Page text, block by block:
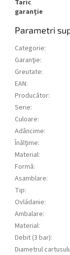
Taric
garanție
Parametri
Categorie:
Garanţie:
Greutate:
EAN:
Producător:
Serie:
Culoare:
Adâncime:
Înălţime:
Material:
Formă:
Asamblare:
Tip:
Ovládanie:
Ambalare:
Material:
Debit (3 bar):
Diametrul